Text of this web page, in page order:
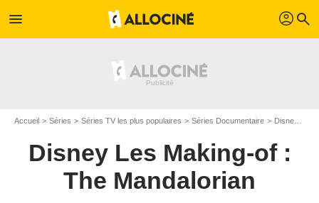
menu profil search
Accueil Séries Séries TV les plus populaires Séries Documentaire Disney Les Making-of : The Mandalorian
Disney Les Making-of :
The Mandalorian